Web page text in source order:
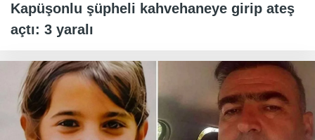
Kapüşonlu şüpheli kahvehaneye girip ateş
açtı: 3 yaralı